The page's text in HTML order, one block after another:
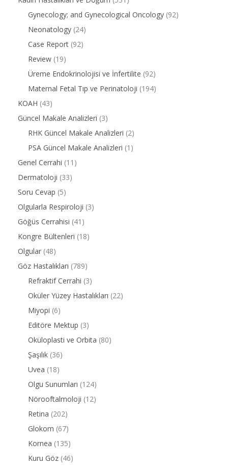
Gynecology; and Gynecological Oncology (92)
Neonatology (24)
Case Report (92)
Review (19)
Üreme Endokrinolojisi ve İnfertilite (92)
Maternal Fetal Tıp ve Perinatoloji (194)
KOAH (43)
Güncel Makale Analizleri (3)
RHK Güncel Makale Analizleri (2)
PSA Güncel Makale Analizleri (1)
Genel Cerrahi (11)
Dermatoloji (33)
Soru Cevap (5)
Olgularla Respiroloji (3)
Göğüs Cerrahisi (41)
Kongre Bültenleri (18)
Olgular (48)
Göz Hastalıkları (789)
Refraktif Cerrahi (3)
Oküler Yüzey Hastalıkları (22)
Miyopi (6)
Editöre Mektup (3)
Oküloplasti ve Orbita (80)
Şaşılık (36)
Uvea (18)
Olgu Sunumları (124)
Nörooftalmoloji (12)
Retina (202)
Glokom (67)
Kornea (135)
Kuru Göz (46)